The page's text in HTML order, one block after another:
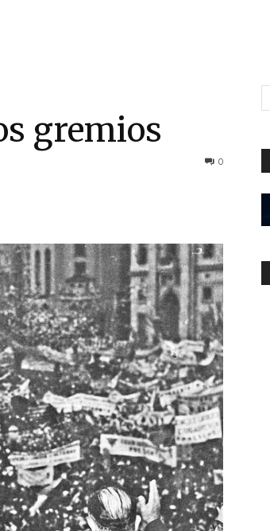
gremios
0